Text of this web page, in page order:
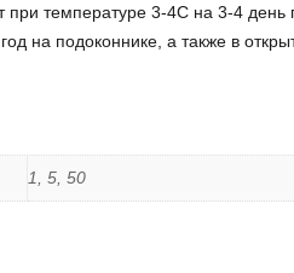
при температуре 3-4С на 3-4
на подоконнике, а также в
1, 5, 50